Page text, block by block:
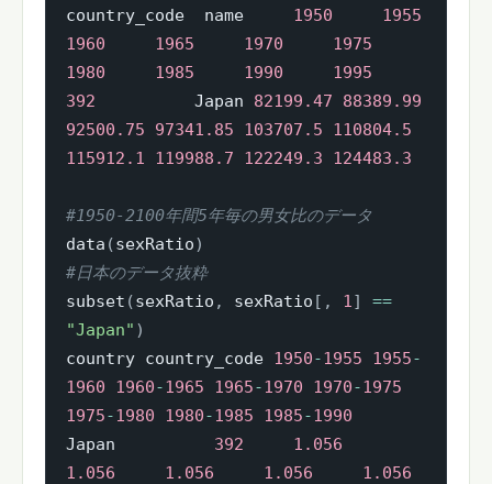
country_code  name 1950
1955
1960
1965 1970
1975
1980
1985 1990
1995
392
          Japan
82199.47
88389.99
92500.75
97341.85 103707.5
110804.5
115912.1
119988.7 122249.3 124483.3
#1950-2100年間5年毎の男女比のデータ
data (sexRatio)
#日本のデータ抜粋
subset (sexRatio , sexRatio [ , 1]
==
"Japan" )
country country_code 1950-1955 1955-
1960
1960-1965 1965-1970 1970-1975
1975-1980 1980-1985 1985-1990
Japan 392
1.056
1.056
1.056 1.056
1.056